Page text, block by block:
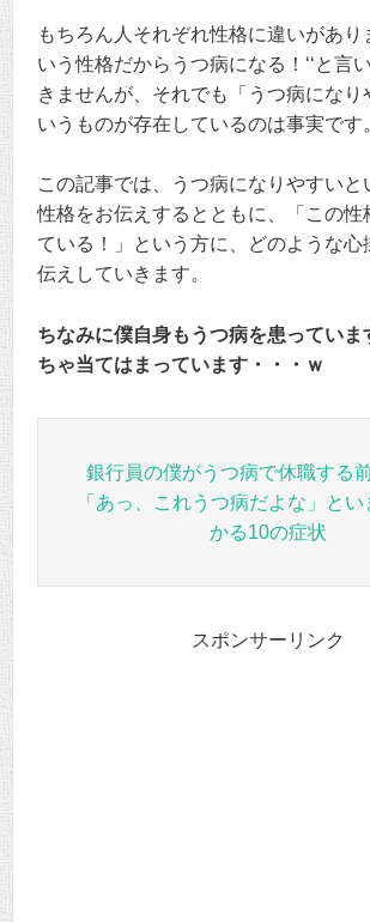
もちろん人それぞれ性格に違いがあり
いう性格だからうつ病になる！‘‘と言
きませんが、それでも「うつ病になり
いうものが存在しているのは事実です
この記事では、うつ病になりやすいと
性格をお伝えするとともに、「この性
ている！」という方に、どのような心
伝えしていきます。
ちなみに僕自身もうつ病を患っていま
ちゃ当てはまっています・・・ｗ
銀行員の僕がうつ病で休職する
「あっ、これうつ病だよな」と
かる10の症状
スポンサーリンク